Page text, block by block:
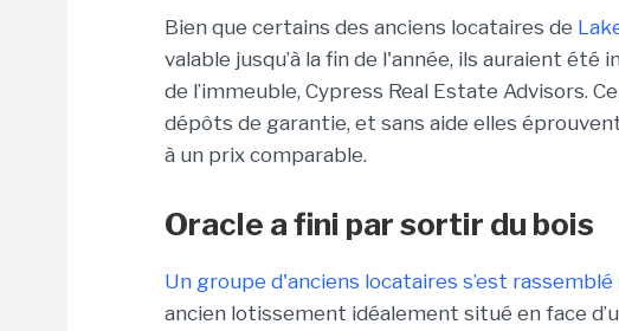
Bien que certains des anciens locataires de
valable jusqu’à la fin de l'année, ils auraient
de l’immeuble, Cypress Real Estate Advisors.
dépôts de garantie, et sans aide elles
à un prix comparable.
Oracle a fini par sortir du bois
Un groupe d'anciens locataires s’est
ancien lotissement idéalement situé en face